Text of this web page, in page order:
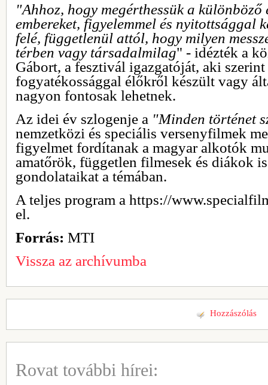
"Ahhoz, hogy megérthessük a különböző
embereket, figyelemmel és nyitottsággal
felé, függetlenül attól, hogy milyen
térben vagy társadalmilag" - idézték a
Gábort, a fesztivál igazgatóját, aki szerint
fogyatékossággal élőkről készült vagy
nagyon fontosak lehetnek.
Az idei év szlogenje a "Minden történet
nemzetközi és speciális versenyfilmek
figyelmet fordítanak a magyar alkotók
amatőrök, független filmesek és diákok
gondolataikat a témában.
A teljes program a https://
el.
Forrás: MTI
Vissza az archívumba
Hozzászólás
Rovat további hírei: